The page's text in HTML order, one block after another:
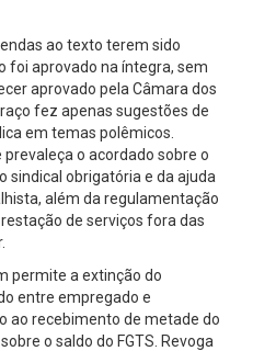
ao texto terem sido
foi aprovado na íntegra, sem
aprovado pela Câmara dos
fez apenas sugestões de
em temas polêmicos.
o acordado sobre o
sindical obrigatória e da ajuda
além da regulamentação
de serviços fora das
permite a extinção do
entre empregado e
ao recebimento de metade do
o saldo do FGTS. Revoga